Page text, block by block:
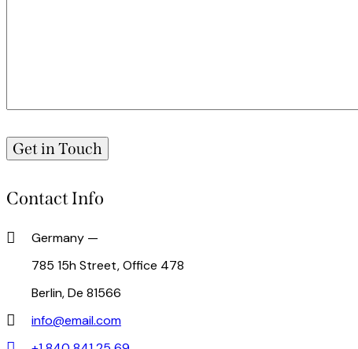
Contact Info
Germany —
785 15h Street, Office 478
Berlin, De 81566
info@email.com